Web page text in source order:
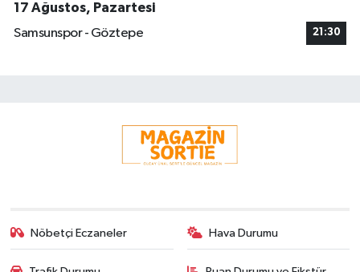
17 Ağustos, Pazartesi
Samsunspor - Göztepe
21:30
Nöbetçi Eczaneler Hava Durumu